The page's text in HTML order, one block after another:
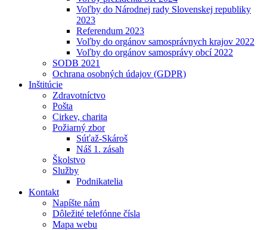
Voľby do Národnej rady Slovenskej republiky
2023
Referendum 2023
Voľby do orgánov samosprávnych krajov 2022
Voľby do orgánov samosprávy obcí 2022
SODB 2021
Ochrana osobných údajov (GDPR)
Inštitúcie
Zdravotníctvo
Pošta
Cirkev, charita
Požiarný zbor
Súťaž-Skároš
Náš 1. zásah
Školstvo
Služby
Podnikatelia
Kontakt
Napíšte nám
Dôležité telefónne čísla
Mapa webu